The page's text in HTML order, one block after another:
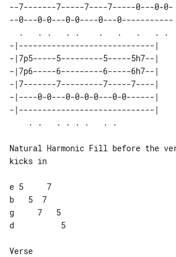
--7-------7-----7----7-----0---0-0-
--0---0-0---0-0----0---0-----------
-|-----------------------------|
-|7p5-----5---------5-----5h7--|
-|7p6-----6---------6-----6h7--|
-|7-------7---------7-----7----|
-|----0-0---0-0-0-0---0-0------|
-|-----------------------------|
Natural Harmonic Fill before the
kicks in
e 5     7
b   5  7
g     7   5
d          5
Verse